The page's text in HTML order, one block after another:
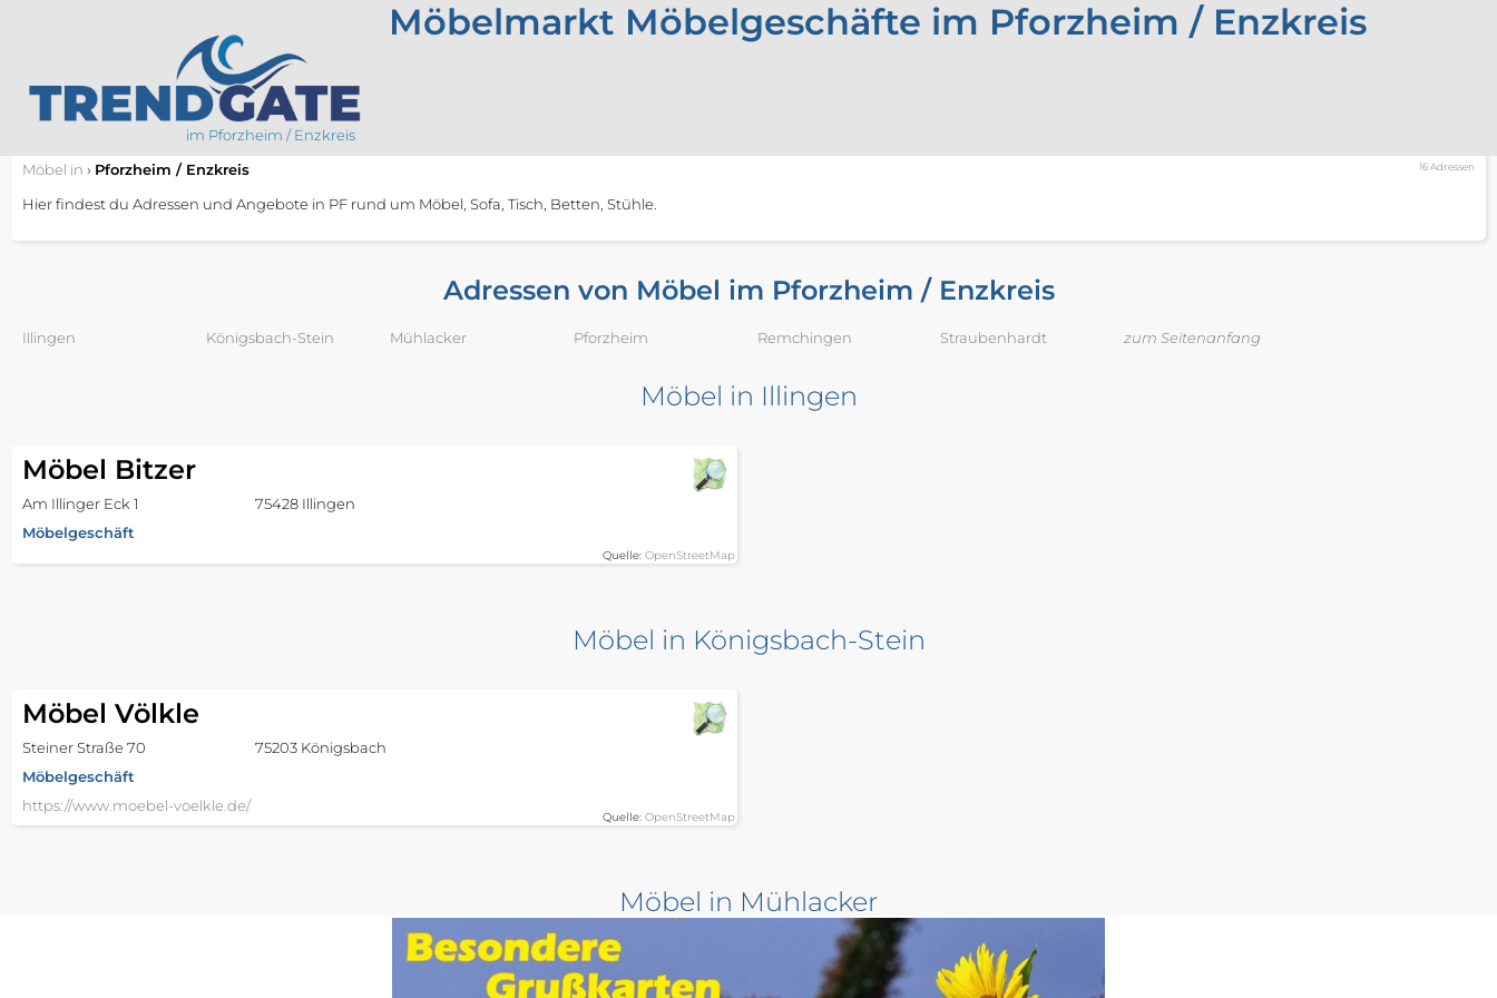
im Pforzheim / Enzkreis
16 Adressen
Möbel in › Pforzheim / Enzkreis
Möbelmarkt Möbelgeschäfte im Pforzheim / Enzkreis
Hier findest du Adressen und Angebote in PF rund um Möbel, Sofa, Tisch, Betten, Stühle.
Adressen von Möbel im Pforzheim / Enzkreis
Illingen Königsbach-Stein Mühlacker Pforzheim Remchingen Straubenhardt zum Seitenanfang
Möbel in Illingen
Möbel Bitzer
Am Illinger Eck 1
75428 Illingen
Möbelgeschäft
Quelle:OpenStreetMap
Möbel in Königsbach-Stein
Möbel Völkle
Steiner Straße 70
75203 Königsbach
Möbelgeschäft
https://www.moebel-voelkle.de/
Quelle:OpenStreetMap
Möbel in Mühlacker